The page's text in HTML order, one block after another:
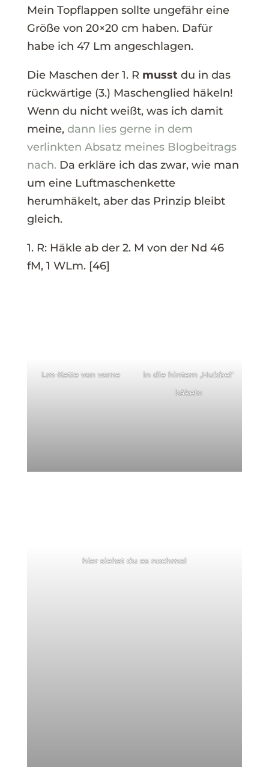
Mein Topflappen sollte ungefähr eine
Größe von 20×20 cm haben. Dafür
habe ich 47 Lm angeschlagen.
Die Maschen der 1. R musst du in das
rückwärtige (3.) Maschenglied häkeln!
Wenn du nicht weißt, was ich damit
meine,dann lies gerne in dem
verlinkten Absatz meines Blogbeitrags
nach. Da erkläre ich das zwar, wie man
um eine Luftmaschenkette
herumhäkelt, aber das Prinzip bleibt
gleich.
1. R: Häkle ab der 2. M von der Nd 46
fM, 1 WLm. [46]
Lm-Kette von vorne
in die hintern ‚Hubbel‘
häkeln
hier siehst du es nochmal